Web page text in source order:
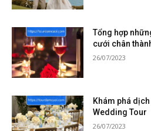
Tổng hợp
cưới chân
26/07/2023
Khám phá
Wedding Tour
26/07/2023